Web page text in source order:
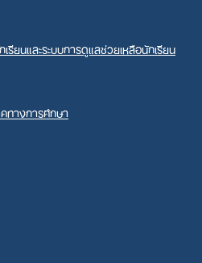
ยนและระบบการดูแลช่วยเหลือนักเรียน
ทางการศึกษา